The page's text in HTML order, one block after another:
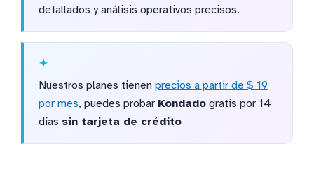
detallados y análisis operativos precisos.
Nuestros planes tienen precios a partir de $ 19
por mes, puedes probar Kondadogratis por 14
días sin tarjeta de crédito